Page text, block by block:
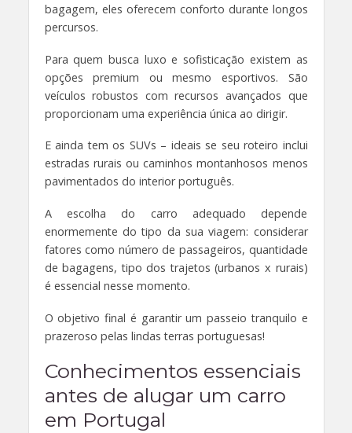
bagagem, eles oferecem conforto durante longos
percursos.
Para quem busca luxo e sofisticação existem as
opções premium ou mesmo esportivos. São
veículos robustos com recursos avançados que
proporcionam uma experiência única ao dirigir.
E ainda tem os SUVs – ideais se seu roteiro inclui
estradas rurais ou caminhos montanhosos menos
pavimentados do interior português.
A escolha do carro adequado depende
enormemente do tipo da sua viagem: considerar
fatores como número de passageiros, quantidade
de bagagens, tipo dos trajetos (urbanos x rurais)
é essencial nesse momento.
O objetivo final é garantir um passeio tranquilo e
prazeroso pelas lindas terras portuguesas!
Conhecimentos essenciais
antes de alugar um carro
em Portugal